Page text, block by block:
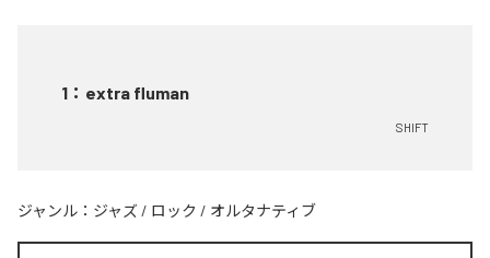
1 ： extra fluman
SHIFT
ジャンル： ジャズ / ロック / オルタナティブ